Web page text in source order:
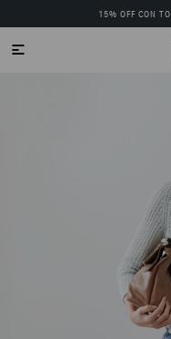
15% OFF CON
